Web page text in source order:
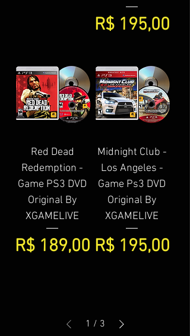
Preço
R$ 195,00
Red Dead
Redemption -
Game PS3 DVD
Original By
XGAMELIVE
Preço
R$ 189,00
Midnight Club -
Los Angeles -
Game Ps3 DVD
Original By
XGAMELIVE
Preço
R$ 195,00
1 / 3